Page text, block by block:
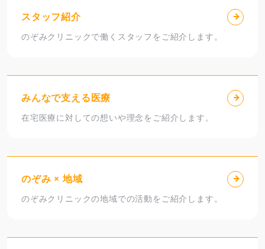
スタッフ紹介
のぞみクリニックで働くスタッフをご紹介します。
みんなで支える医療
在宅医療に対しての想いや理念をご紹介します。
のぞみ × 地域
のぞみクリニックの地域での活動をご紹介します。